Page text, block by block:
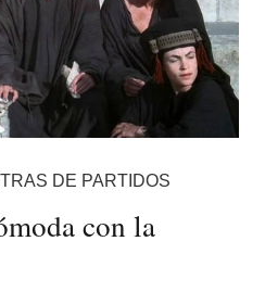
DE PARTIDOS
con la